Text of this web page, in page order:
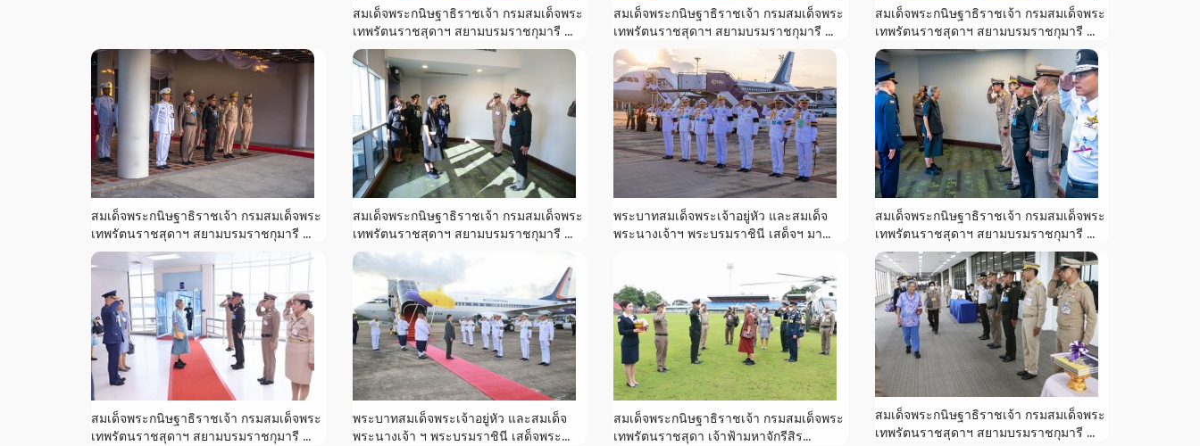
สมเด็จพระกนิษฐาธิราชเจ้า กรมสมเด็จพระ
เทพรัตนราชสุดาฯ สยามบรมราชกุมารี ...
สมเด็จพระกนิษฐาธิราชเจ้า กรมสมเด็จพระ
เทพรัตนราชสุดาฯ สยามบรมราชกุมารี ...
สมเด็จพระกนิษฐาธิราชเจ้า กรมสมเด็จพระ
เทพรัตนราชสุดาฯ สยามบรมราชกุมารี ...
สมเด็จพระกนิษฐาธิราชเจ้า กรมสมเด็จพระ
เทพรัตนราชสุดาฯ สยามบรมราชกุมารี ...
สมเด็จพระกนิษฐาธิราชเจ้า กรมสมเด็จพระ
เทพรัตนราชสุดาฯ สยามบรมราชกุมารี ...
พระบาทสมเด็จพระเจ้าอยู่หัว และสมเด็จ
พระนางเจ้าฯ พระบรมราชินี เสด็จฯ มา...
สมเด็จพระกนิษฐาธิราชเจ้า กรมสมเด็จพระ
เทพรัตนราชสุดาฯ สยามบรมราชกุมารี ...
สมเด็จพระกนิษฐาธิราชเจ้า กรมสมเด็จพระ
เทพรัตนราชสุดาฯ สยามบรมราชกุมารี ...
พระบาทสมเด็จพระเจ้าอยู่หัว และสมเด็จ
พระนางเจ้า ฯ พระบรมราชินี เสด็จพระ...
สมเด็จพระกนิษฐาธิราชเจ้า กรมสมเด็จพระ
เทพรัตนราชสุดา เจ้าฟ้ามหาจักรีสิร...
สมเด็จพระกนิษฐาธิราชเจ้า กรมสมเด็จพระ
เทพรัตนราชสุดาฯ สยามบรมราชกุมารี ...